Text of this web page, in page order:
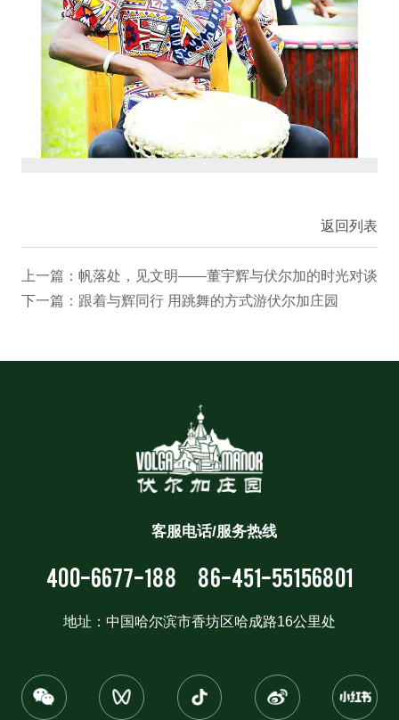
返回列表
上一篇：帆落处，见文明——董宇辉与伏尔加的时光对谈
下一篇：跟着与辉同行 用跳舞的方式游伏尔加庄园
客服电话/服务热线
400-6677-188 86-451-55156801
地址：中国哈尔滨市香坊区哈成路16公里处